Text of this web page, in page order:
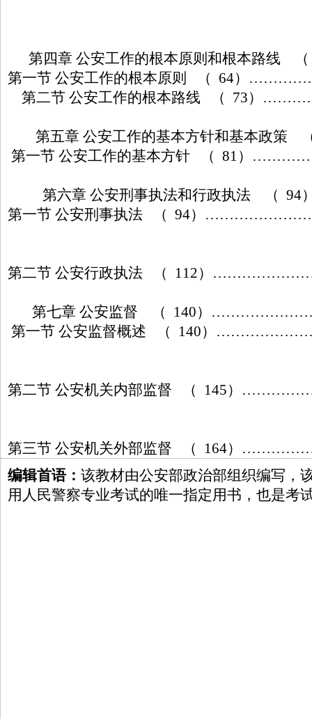
第四章 公安工作的根本原则和根本路线
第一节 公安工作的根本原则 （ 64）
第二节 公安工作的根本路线 （ 73）
第五章 公安工作的基本方针和基本政
第一节 公安工作的基本方针 （ 81）
第六章 公安刑事执法和行政执法 （
第一节 公安刑事执法 （ 94）
第二节 公安行政执法 （ 112）
第七章 公安监督 （ 140）
第一节 公安监督概述 （ 140）
第二节 公安机关内部监督 （ 145）
第三节 公安机关外部监督 （ 164）
编辑首语： 该教材由公安部政治部组织编写，
用人民警察专业考试的唯一指定用书，也是考